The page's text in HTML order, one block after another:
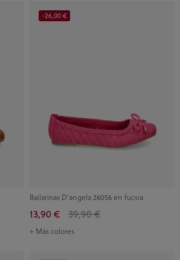
Bailarinas D'angela 26056 en fucsia
13,90 € 39,90 €
+ Más colores
-26,00 €